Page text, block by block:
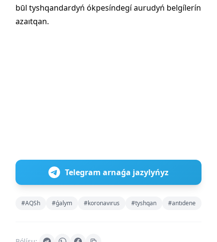
būl tyshqandardyń ókpesíndegí aurudyń belgílerín
azaıtqan.
Telegram arnaǵa jazylyńyz
#AQSh #ǵalym #koronavırus #tyshqan #antıdene